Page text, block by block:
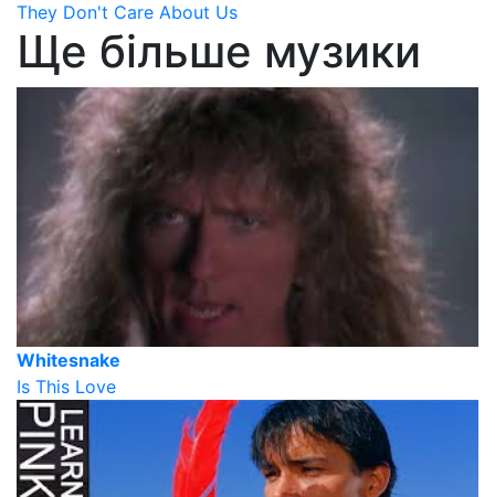
They Don't Care About Us
Ще більше музики
Whitesnake
Is This Love